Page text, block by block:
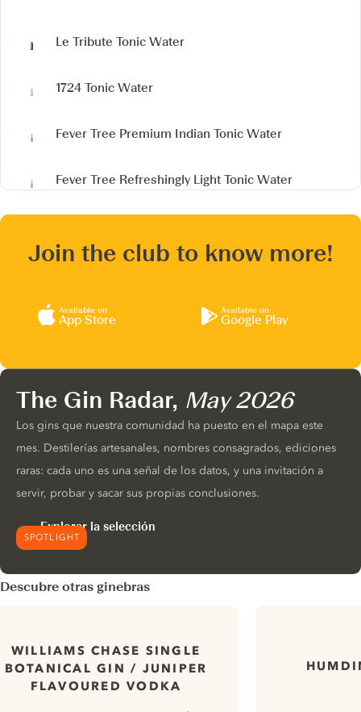
Le Tribute Tonic Water
1724 Tonic Water
Fever Tree Premium Indian Tonic Water
Fever Tree Refreshingly Light Tonic Water
Join the club to know more!
Available on
App Store
Available on
Google Play
SPOTLIGHT
The Gin Radar, May 2026
Los gins que nuestra comunidad ha puesto en el mapa este
mes. Destilerías artesanales, nombres consagrados, ediciones
raras: cada uno es una señal de los datos, y una invitación a
servir, probar y sacar sus propias conclusiones.
Explorar la selección
Descubre otras ginebras
WILLIAMS CHASE SINGLE
BOTANICAL GIN / JUNIPER
FLAVOURED VODKA